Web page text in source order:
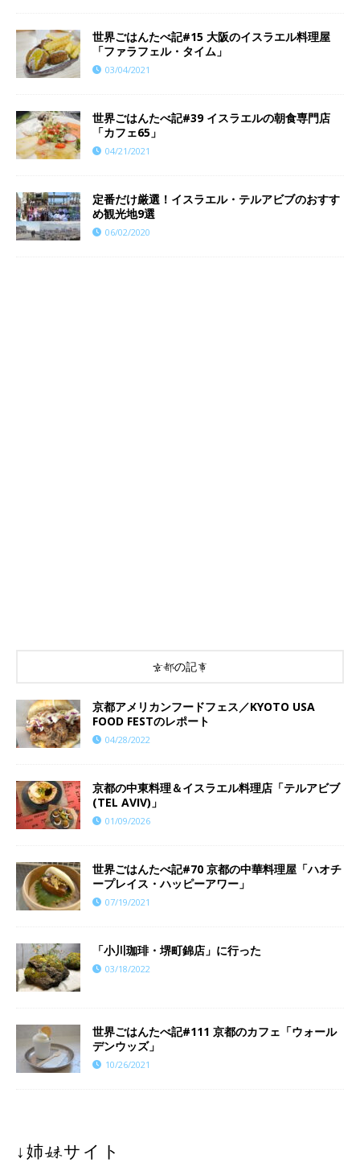
世界ごはんたべ記#15 大阪のイスラエル料理屋
「ファラフェル・タイム」
03/04/2021
世界ごはんたべ記#39 イスラエルの朝食専門店
「カフェ65」
04/21/2021
定番だけ厳選！イスラエル・テルアビブのおすす
め観光地9選
06/02/2020
京都の記事
京都アメリカンフードフェス／KYOTO USA
FOOD FESTのレポート
04/28/2022
京都の中東料理＆イスラエル料理店「テルアビブ
(TEL AVIV)」
01/09/2026
世界ごはんたべ記#70 京都の中華料理屋「ハオチ
ープレイス・ハッピーアワー」
07/19/2021
「小川珈琲・堺町錦店」に行った
03/18/2022
世界ごはんたべ記#111 京都のカフェ「ウォール
デンウッズ」
10/26/2021
↓姉妹サイト